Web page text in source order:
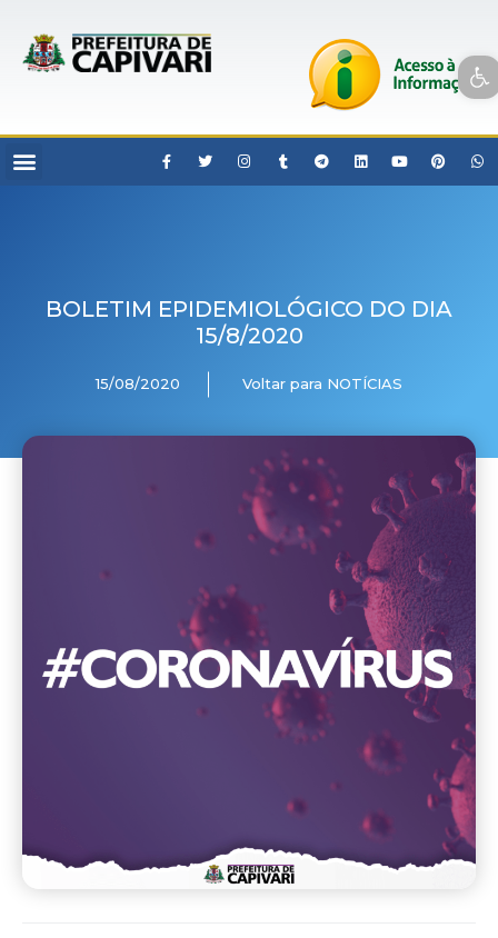
Open toolbar
BOLETIM EPIDEMIOLÓGICO DO DIA
15/8/2020
15/08/2020 Voltar para NOTÍCIAS